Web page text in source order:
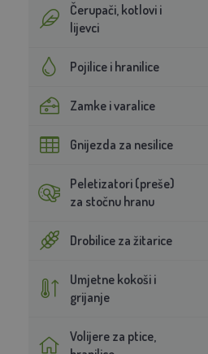
Čerupači, kotlovi i
lijevci
Pojilice i hranilice
Zamke i varalice
Gnijezda za nesilice
Peletizatori (preše)
za stočnu hranu
Drobilice za žitarice
Umjetne kokoši i
grijanje
Volijere za ptice,